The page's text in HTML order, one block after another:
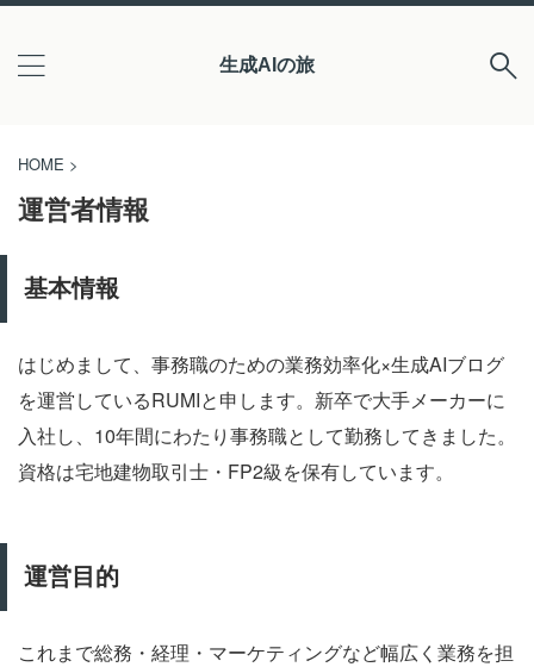
生成AIの旅
HOME >
運営者情報
基本情報
はじめまして、事務職のための業務効率化×生成AIブログ
を運営しているRUMIと申します。新卒で大手メーカーに
入社し、10年間にわたり事務職として勤務してきました。
資格は宅地建物取引士・FP2級を保有しています。
運営目的
これまで総務・経理・マーケティングなど幅広く業務を担